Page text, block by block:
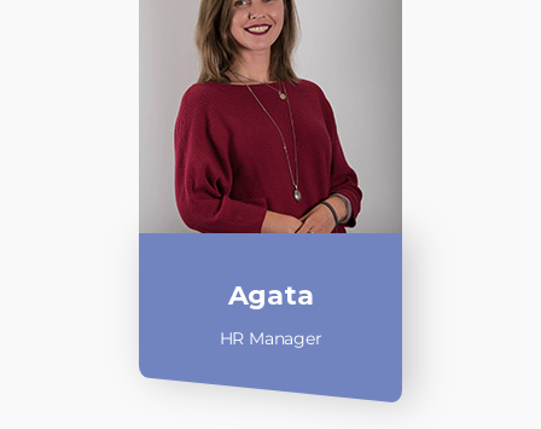
Agata
HR Manager